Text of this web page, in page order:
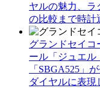
ヤルの魅力、ラ
の比較まで時計
グランドセイコ
ール「ジュエル
「SBGA525」
ダイヤルに表現